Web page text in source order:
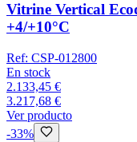
Vitrine Vertical
+4/+10°C
Ref: CSP-012800
En stock
2.133,45 €
3.217,68 €
Ver producto
-33%